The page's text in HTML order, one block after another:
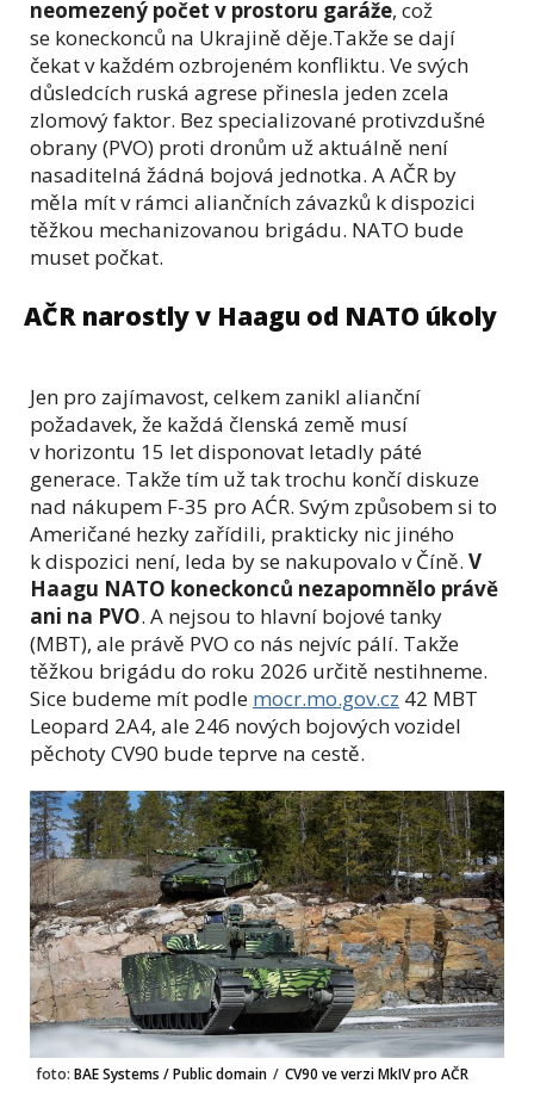
neomezený počet v prostoru garáže, což
se koneckonců na Ukrajině děje.Takže se dají
čekat v každém ozbrojeném konfliktu. Ve svých
důsledcích ruská agrese přinesla jeden zcela
zlomový faktor. Bez specializované protivzdušné
obrany (PVO) proti dronům už aktuálně není
nasaditelná žádná bojová jednotka. A AČR by
měla mít v rámci aliančních závazků k dispozici
těžkou mechanizovanou brigádu. NATO bude
muset počkat.
AČR narostly v Haagu od NATO úkoly
Jen pro zajímavost, celkem zanikl alianční
požadavek, že každá členská země musí
v horizontu 15 let disponovat letadly páté
generace. Takže tím už tak trochu končí diskuze
nad nákupem F-35 pro AĆR. Svým způsobem si to
Američané hezky zařídili, prakticky nic jiného
k dispozici není, leda by se nakupovalo v Číně. V
Haagu NATO koneckonců nezapomnělo právě
ani na PVO. A nejsou to hlavní bojové tanky
(MBT), ale právě PVO co nás nejvíc pálí. Takže
těžkou brigádu do roku 2026 určitě nestihneme.
Sice budeme mít podle mocr.mo.gov.cz 42 MBT
Leopard 2A4, ale 246 nových bojových vozidel
pěchoty CV90 bude teprve na cestě.
foto: BAE Systems / Public domain / CV90 ve verzi MkIV pro AČR